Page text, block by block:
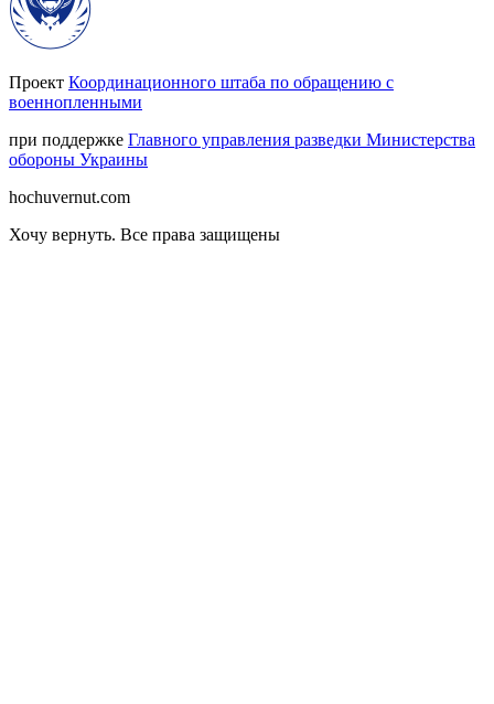
Проект Координационного штаба по обращению с
военнопленными
при поддержке Главного управления разведки Министерства
обороны Украины
hochuvernut.com
Хочу вернуть. Все права защищены